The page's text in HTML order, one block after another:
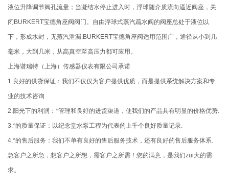
液位升降调节阀孔流量；当凝结水停止进入时，浮球随介质流向逼近阀座，关
闭BURKERT宝德角座阀阀门。自由浮球式蒸汽疏水阀的阀座总处于液位以
下，形成水封，无蒸汽泄漏.BURKERT宝德角座阀适用范围广，通径从小到几
毫米，大到几米，从高真空至高压力都可应用。
上海谱瑞特（上海）传感器仪表有限公司承诺
1.良好的供货保证：我们不仅仅为客户提供优质，而是提供系统解决方案和专
业的技术咨询
2.阳光下的利润：*管理和良好的进货渠道，使我们的产品具有明显的价格优势.
3.*的质量保证：以纪念堂水泵工程为代表的上千个良好质量记录.
4.*的售后服务：我们不单有良好的售后服务技术，还有良好的售后服务体系.
急客户之所急，想客户之所想，需客户之所需！您的满意，是我们zui大的需
求。